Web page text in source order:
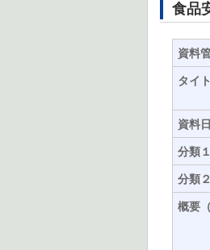
食品
資料
タイ
資料
分類１
分類２
概要